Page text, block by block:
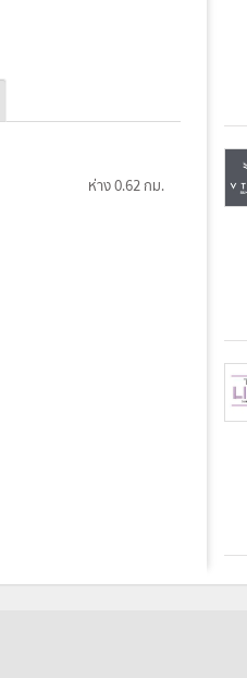
ห่าง 0.62 กม.